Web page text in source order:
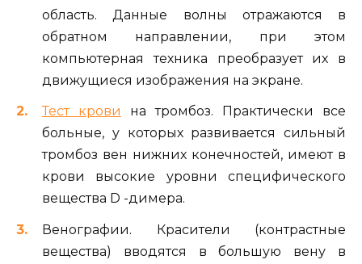
область. Данные волны отражаются в
обратном направлении, при этом
компьютерная техника преобразует их в
движущиеся изображения на экране.
Тест крови
на тромбоз. Практически все
больные, у которых развивается сильный
тромбоз вен нижних конечностей, имеют в
крови высокие уровни специфического
вещества D -димера.
Венографии. Красители (контрастные
вещества) вводятся в большую вену в